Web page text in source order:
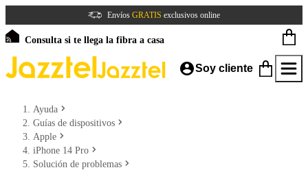
Envíos GRATIS exclusivos online
Consulta si te llega la fibra a casa
Soy cliente
Ayuda
Guías de dispositivos
Apple
iPhone 14 Pro
Solución de problemas